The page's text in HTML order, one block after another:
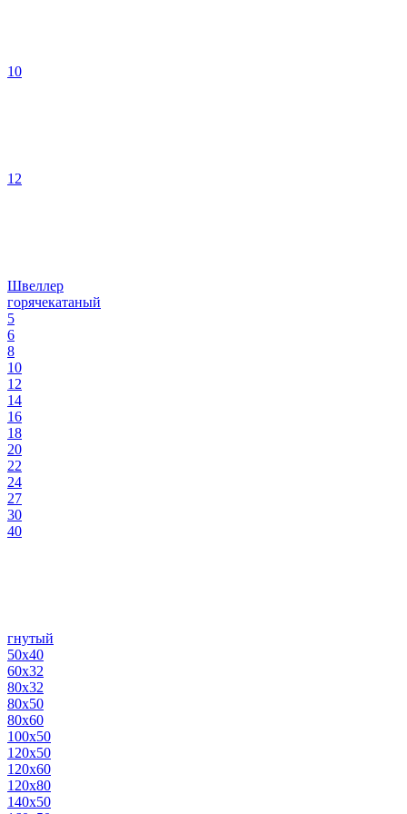
10
12
Швеллер
горячекатаный
5
6
8
10
12
14
16
18
20
22
24
27
30
40
гнутый
50х40
60х32
80х32
80х50
80х60
100х50
120х50
120х60
120х80
140х50